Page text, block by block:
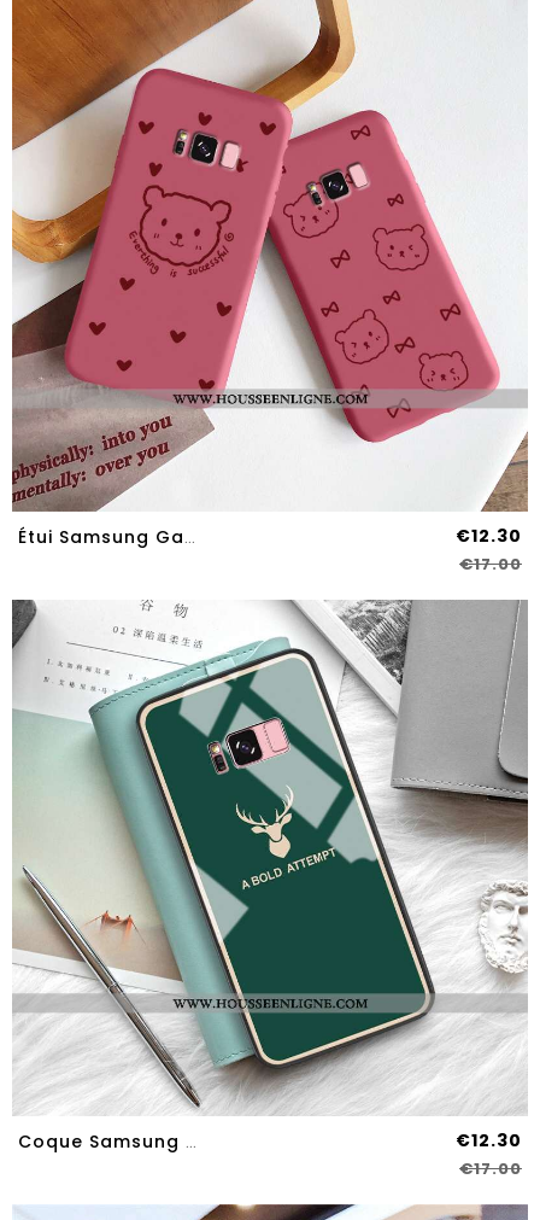
Étui Samsung Galaxy S8 Légère Fluide Doux Simple Protection Délavé En Daim Petit Vent Rouge €12.30
€17.00
Coque Samsung Galaxy S8 Personnalité Créatif Silicone Étui Petit Simple Net Rouge Verte €12.30
€17.00